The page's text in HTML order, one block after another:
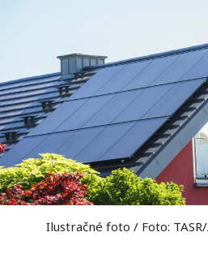
Ilustračné foto / Foto: